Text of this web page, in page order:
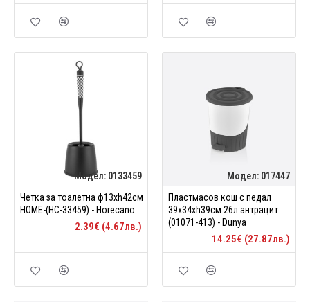
Модел: 0133459
Четка за тоалетна ф13xh42см
HOME-(HC-33459) - Horecano
2.39€ (4.67лв.)
Модел: 017447
Пластмасов кош с педал
39x34xh39см 26л антрацит
(01071-413) - Dunya
14.25€ (27.87лв.)